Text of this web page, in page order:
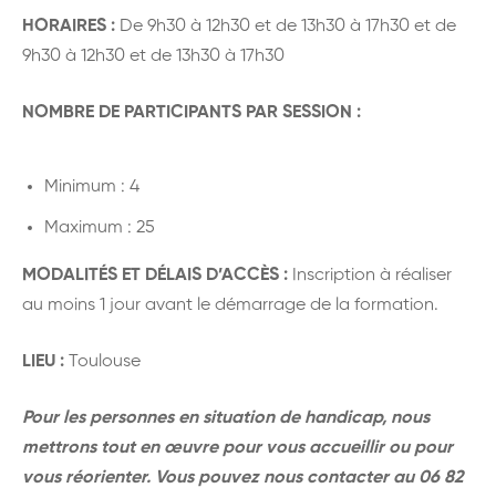
HORAIRES : De 9h30 à 12h30 et de 13h30 à 17h30 et de
9h30 à 12h30 et de 13h30 à 17h30
NOMBRE DE PARTICIPANTS PAR SESSION :
Minimum : 4
Maximum : 25
MODALITÉS ET DÉLAIS D’ACCÈS : Inscription à réaliser
au moins 1 jour avant le démarrage de la formation.
LIEU : Toulouse
Pour les personnes en situation de handicap, nous
mettrons tout en œuvre pour vous accueillir ou pour
vous réorienter. Vous pouvez nous contacter au 06 82